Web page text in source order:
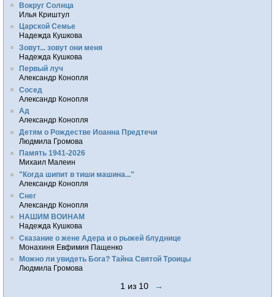
Вокруг Солнца
Илья Криштул
Царской Семье
Надежда Кушкова
Зовут... зовут они меня
Надежда Кушкова
Первый луч
Александр Конопля
Сосед
Александр Конопля
Ад
Александр Конопля
Детям о Рождестве Иоанна Предтечи
Людмила Громова
Память 1941-2026
Михаил Малеин
"Когда шипит в тиши машина..."
Александр Конопля
Снег
Александр Конопля
НАШИМ ВОИНАМ
Надежда Кушкова
Сказание о жене Адера и о рыжей блуднице
Монахиня Евфимия Пащенко
Можно ли увидеть Бога? Тайна Святой Троицы
Людмила Громова
1 из 10 →